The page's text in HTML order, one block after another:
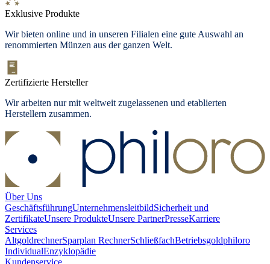
Exklusive Produkte
Wir bieten online und in unseren Filialen eine gute Auswahl an
renommierten Münzen aus der ganzen Welt.
Zertifizierte Hersteller
Wir arbeiten nur mit weltweit zugelassenen und etablierten
Herstellern zusammen.
Über Uns
GeschäftsführungUnternehmensleitbildSicherheit und
ZertifikateUnsere ProdukteUnsere PartnerPresseKarriere
Services
AltgoldrechnerSparplan RechnerSchließfachBetriebsgoldphiloro
IndividualEnzyklopädie
Kundenservice